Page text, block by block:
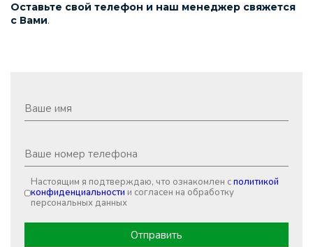
Оставьте свой телефон и наш менеджер свяжется
с Вами.
Настоящим я подтверждаю, что ознакомлен сполитикой
конфиденциальности и согласен на обработку
персональных данных